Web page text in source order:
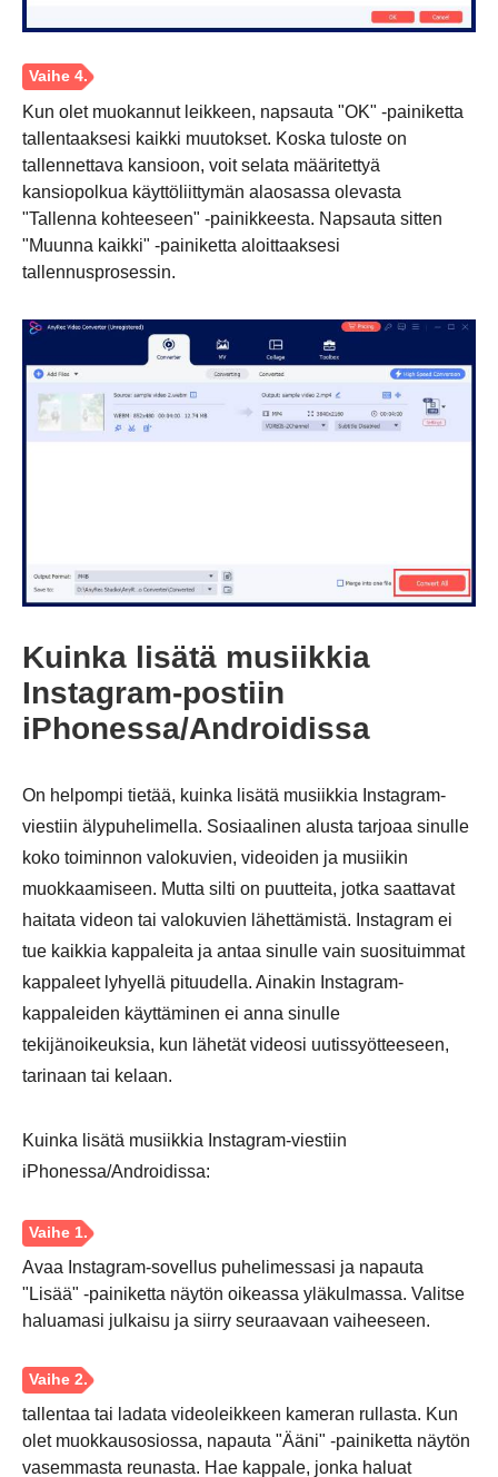
Vaihe 3.
Kun olet muokannut leikkeen, napsauta "OK" -painiketta
tallentaaksesi kaikki muutokset. Koska tuloste on
tallennettava kansioon, voit selata määritettyä
kansiopolkua käyttöliittymän alaosassa olevasta
"Tallenna kohteeseen" -painikkeesta. Napsauta sitten
"Muunna kaikki" -painiketta aloittaaksesi
tallennusprosessin.
Kuinka lisätä musiikkia
Instagram-postiin
iPhonessa/Androidissa
On helpompi tietää, kuinka lisätä musiikkia Instagram-
viestiin älypuhelimella. Sosiaalinen alusta tarjoaa sinulle
koko toiminnon valokuvien, videoiden ja musiikin
muokkaamiseen. Mutta silti on puutteita, jotka saattavat
haitata videon tai valokuvien lähettämistä. Instagram ei
tue kaikkia kappaleita ja antaa sinulle vain suosituimmat
kappaleet lyhyellä pituudella. Ainakin Instagram-
kappaleiden käyttäminen ei anna sinulle
tekijänoikeuksia, kun lähetät videosi uutissyötteeseen,
tarinaan tai kelaan.
Kuinka lisätä musiikkia Instagram-viestiin
iPhonessa/Androidissa:
Avaa Instagram-sovellus puhelimessasi ja napauta
"Lisää" -painiketta näytön oikeassa yläkulmassa. Valitse
haluamasi julkaisu ja siirry seuraavaan vaiheeseen.
tallentaa tai ladata videoleikkeen kameran rullasta. Kun
olet muokkausosiossa, napauta "Ääni" -painiketta näytön
vasemmasta reunasta. Hae kappale, jonka haluat